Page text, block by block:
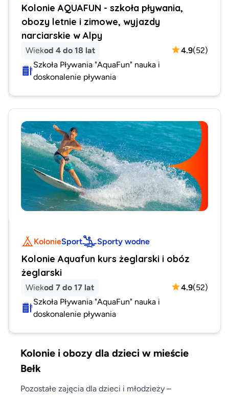
Kolonie AQUAFUN - szkoła pływania,
obozy letnie i zimowe, wyjazdy
narciarskie w Alpy
Wiekod 4 do 18 lat 4.9(52)
Szkoła Pływania "AquaFun" nauka i
doskonalenie pływania
KolonieSport Sporty wodne
Kolonie Aquafun kurs żeglarski i obóz
żeglarski
Wiekod 7 do 17 lat 4.9(52)
Szkoła Pływania "AquaFun" nauka i
doskonalenie pływania
Kolonie i obozy dla dzieci w mieście
Bełk
Pozostałe zajęcia dla dzieci i młodzieży –